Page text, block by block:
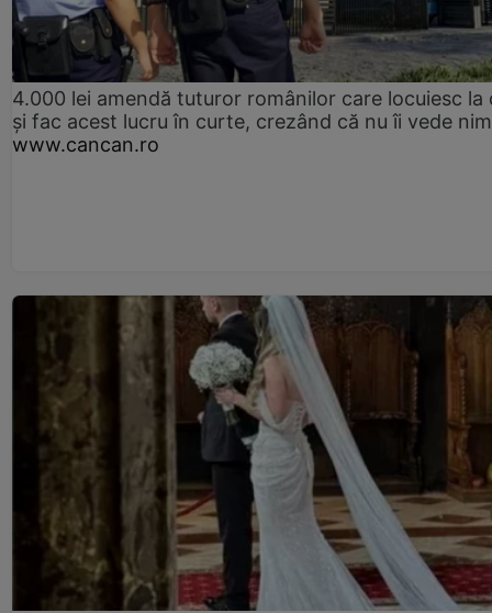
4.000 lei amendă tuturor românilor care locuiesc la
și fac acest lucru în curte, crezând că nu îi vede
www.cancan.ro